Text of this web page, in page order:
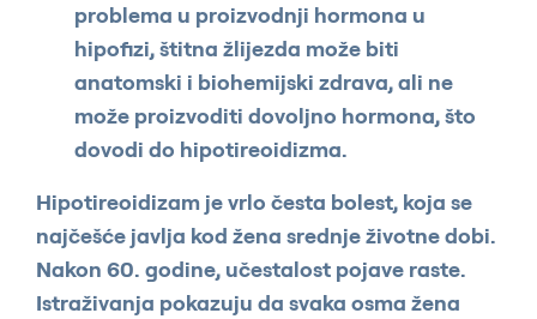
problema u proizvodnji hormona u
hipofizi, štitna žlijezda može biti
anatomski i biohemijski zdrava, ali ne
može proizvoditi dovoljno hormona, što
dovodi do hipotireoidizma.
Hipotireoidizam je vrlo česta bolest, koja se
najčešće javlja kod žena srednje životne dobi.
Nakon 60. godine, učestalost pojave raste.
Istraživanja pokazuju da svaka osma žena